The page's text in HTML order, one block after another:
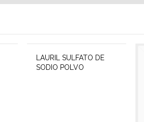
LAURIL SULFATO DE
SODIO POLVO